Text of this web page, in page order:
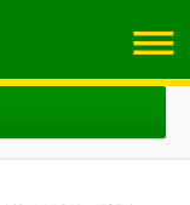
≡